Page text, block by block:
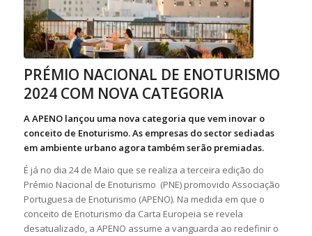
PRÉMIO NACIONAL DE ENOTURISMO
2024 COM NOVA CATEGORIA
A APENO lançou uma nova categoria que vem inovar o
conceito de Enoturismo. As empresas do sector sediadas
em ambiente urbano agora também serão premiadas.
É já no dia 24 de Maio que se realiza a terceira edição do
Prémio Nacional de Enoturismo (PNE) promovido Associação
Portuguesa de Enoturismo (APENO). Na medida em que o
conceito de Enoturismo da Carta Europeia se revela
desatualizado, a APENO assume a vanguarda ao redefinir o